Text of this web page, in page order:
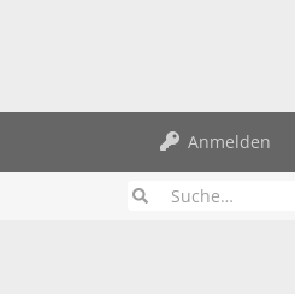
Anmelden